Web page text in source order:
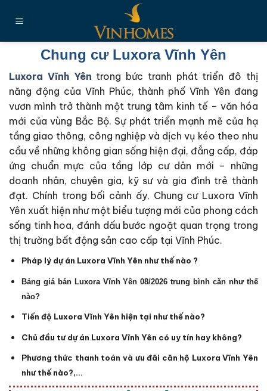
đến
Chung cư Luxora Vĩnh Yên
Luxora Vĩnh Yên trong bức tranh phát triển đô thị
năng động của Vĩnh Phúc, thành phố Vĩnh Yên đang
vươn mình trở thành một trung tâm kinh tế – văn hóa
mới của vùng Bắc Bộ. Sự phát triển mạnh mẽ của hạ
tầng giao thông, công nghiệp và dịch vụ kéo theo nhu
cầu về những không gian sống hiện đại, đẳng cấp, đáp
ứng chuẩn mực của tầng lớp cư dân mới – những
doanh nhân, chuyên gia, kỹ sư và gia đình trẻ thành
đạt. Chính trong bối cảnh ấy, Chung cư Luxora Vĩnh
Yên xuất hiện như một biểu tượng mới của phong cách
sống tinh hoa, đánh dấu bước ngoặt quan trọng trong
thị trường bất động sản cao cấp tại Vĩnh Phúc.
Pháp lý dự án Luxora Vĩnh Yên như thế nào ?
Bảng giá bán Luxora Vĩnh Yên 08/2026 trung bình căn như thế
nào?
Tiến độ Luxora Vĩnh Yên hiện tại như thế nào?
Chủ đầu tư dự án Luxora Vĩnh Yên có uy tín hay không?
Phương thức thanh toán và ưu đãi căn hộ Luxora Vĩnh Yên
như thế nào?,…